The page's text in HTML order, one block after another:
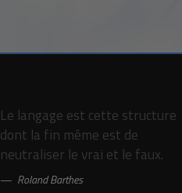
Le langage est cette structure
dont la fin même est de
neutraliser le vrai et le faux.
Roland Barthes